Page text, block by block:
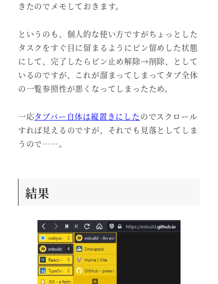
きたのでメモしておきます。
というのも、個人的な使い方ですがちょっとした
タスクをすぐ目に留まるようにピン留めした状態
にして、完了したらピン止め解除→削除、として
いるのですが、これが溜まってしまってタブ全体
の一覧参照性が悪くなってしまったため。
一応タブバー自体は縦置きにしたのでスクロール
すれば見えるのですが、それでも見落としてしま
うので……。
結果